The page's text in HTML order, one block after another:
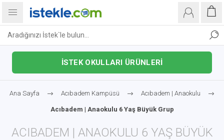
İSTEK OKULLARI ÜRÜNLERİ
Ana Sayfa Acıbadem Kampüsü Acıbadem | Anaokulu
Acıbadem | Anaokulu 6 Yaş Büyük Grup
ACIBADEM | ANAOKULU 6 YAŞ BÜYÜK